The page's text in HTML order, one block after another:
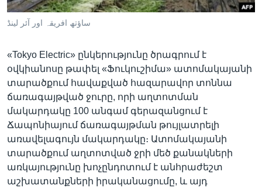
ساؤتھ افریقہ اور آئر لینڈ
«Tokyo Electric» ընկերությունը ծրագրում է
օվկիանոսը թափել «Ֆուկուշիմա» ատոմակայանի
տարածքում հավաքված հազարավոր տոննա
ճառագայթված ջուրը, որի աղտոտման
մակարդակը 100 անգամ գերազանցում է
Ճապոնիայում ճառագայթման թույլատրելի
առավելագույն մակարդակը։ Ատոմակայանի
տարածքում աղտոտված ջրի մեծ քանակների
առկայությունը խոչընդոտում է անհրաժեշտ
աշխատանքների իրականացումը, և այդ